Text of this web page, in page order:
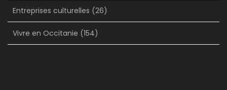
Entreprises culturelles (26)
Vivre en Occitanie (154)